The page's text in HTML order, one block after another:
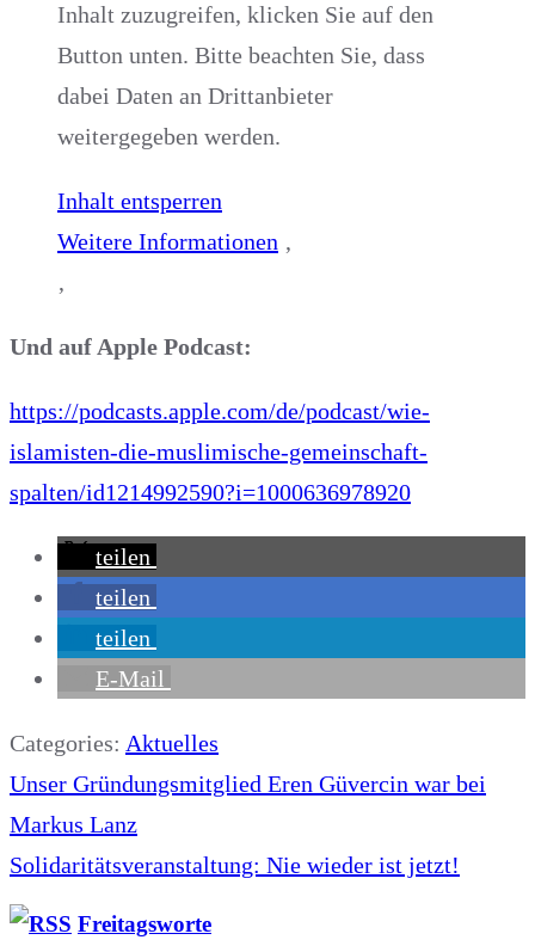
Inhalt zuzugreifen, klicken Sie auf den
Button unten. Bitte beachten Sie, dass
dabei Daten an Drittanbieter
weitergegeben werden.
Inhalt entsperren
Weitere Informationen ‚
‚
Und auf Apple Podcast:
https://podcasts.apple.com/de/podcast/wie-
islamisten-die-muslimische-gemeinschaft-
spalten/id1214992590?i=1000636978920
teilen
teilen
teilen
E-Mail
Categories: Aktuelles
Beitragsnavigation
Unser Gründungsmitglied Eren Güvercin war bei
Markus Lanz
Solidaritätsveranstaltung: Nie wieder ist jetzt!
Freitagsworte